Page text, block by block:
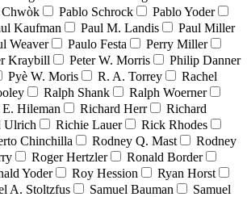
Chwòk Pablo Schrock
Pablo Yoder
Kaufman Paul M. Landis
Paul Miller
Weaver Paulo Festa
Perry Miller
Kraybill Peter W. Morris
Philip Danner
Pyè W. Moris R. A. Torrey
Rachel
Ralph Shank
Ralph Woerner
Hileman Richard Herr
Richard
Ulrich Richie Lauer
Rick Rhodes
Chinchilla Rodney Q. Mast
Rodney
Roger Hertzler
Ronald Border
Yoder Roy Hession
Ryan Horst
A. Stoltzfus Samuel Bauman
Samuel